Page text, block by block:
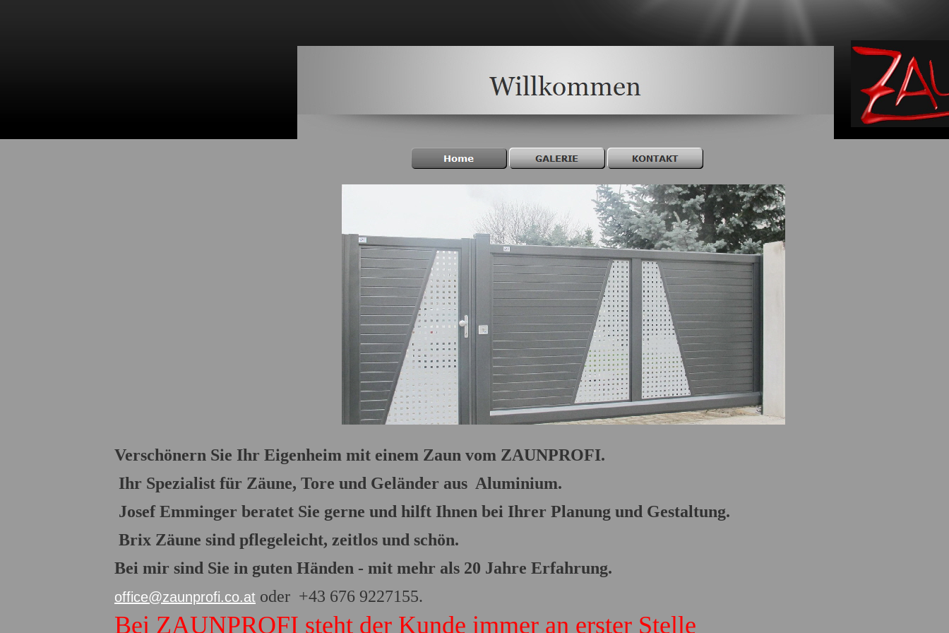
Verschönern Sie Ihr Eigenheim mit einem Zaun vom ZAUNPROFI.
Ihr Spezialist für Zäune, Tore und Geländer aus Aluminium.
Josef Emminger beratet Sie gerne und hilft Ihnen bei Ihrer Planung und Gestaltung.
Brix Zäune sind pflegeleicht, zeitlos und schön.
Bei mir sind Sie in guten Händen - mit mehr als 20 Jahre Erfahrung.
office@zaunprofi.co.at oder +43 676 9227155.
Bei ZAUNPROFI steht der Kunde immer an erster Stelle